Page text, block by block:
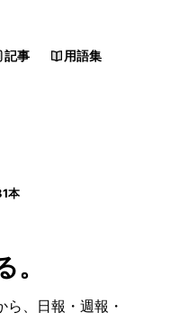
記事 用語集
本
。
、日報・週報・